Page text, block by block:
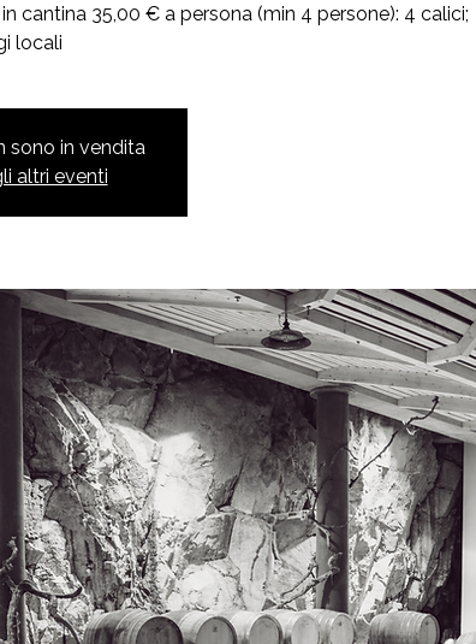
cantina 35,00 € a persona (min 4 persone): 4 calici;
locali
sono in vendita
altri eventi